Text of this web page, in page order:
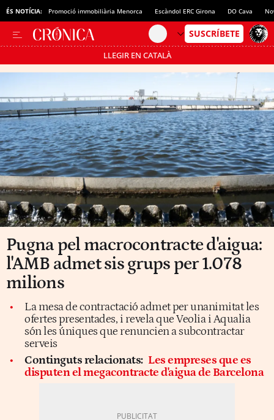
ÉS NOTÍCIA: Promoció immobiliària Menorca Escàndol ERC Girona DO Cava
LLEGIR EN CATALÀ
Passa’t al mode estalvi
Pugna pel macrocontracte d'aigua:
l'AMB admet sis grups per 1.078
milions
La mesa de contractació admet per unanimitat les
ofertes presentades, i revela que Veolia i Aqualia
són les úniques que renuncien a subcontractar
serveis
Continguts relacionats: Les empreses que es
disputen el megacontracte d'aigua de Barcelona